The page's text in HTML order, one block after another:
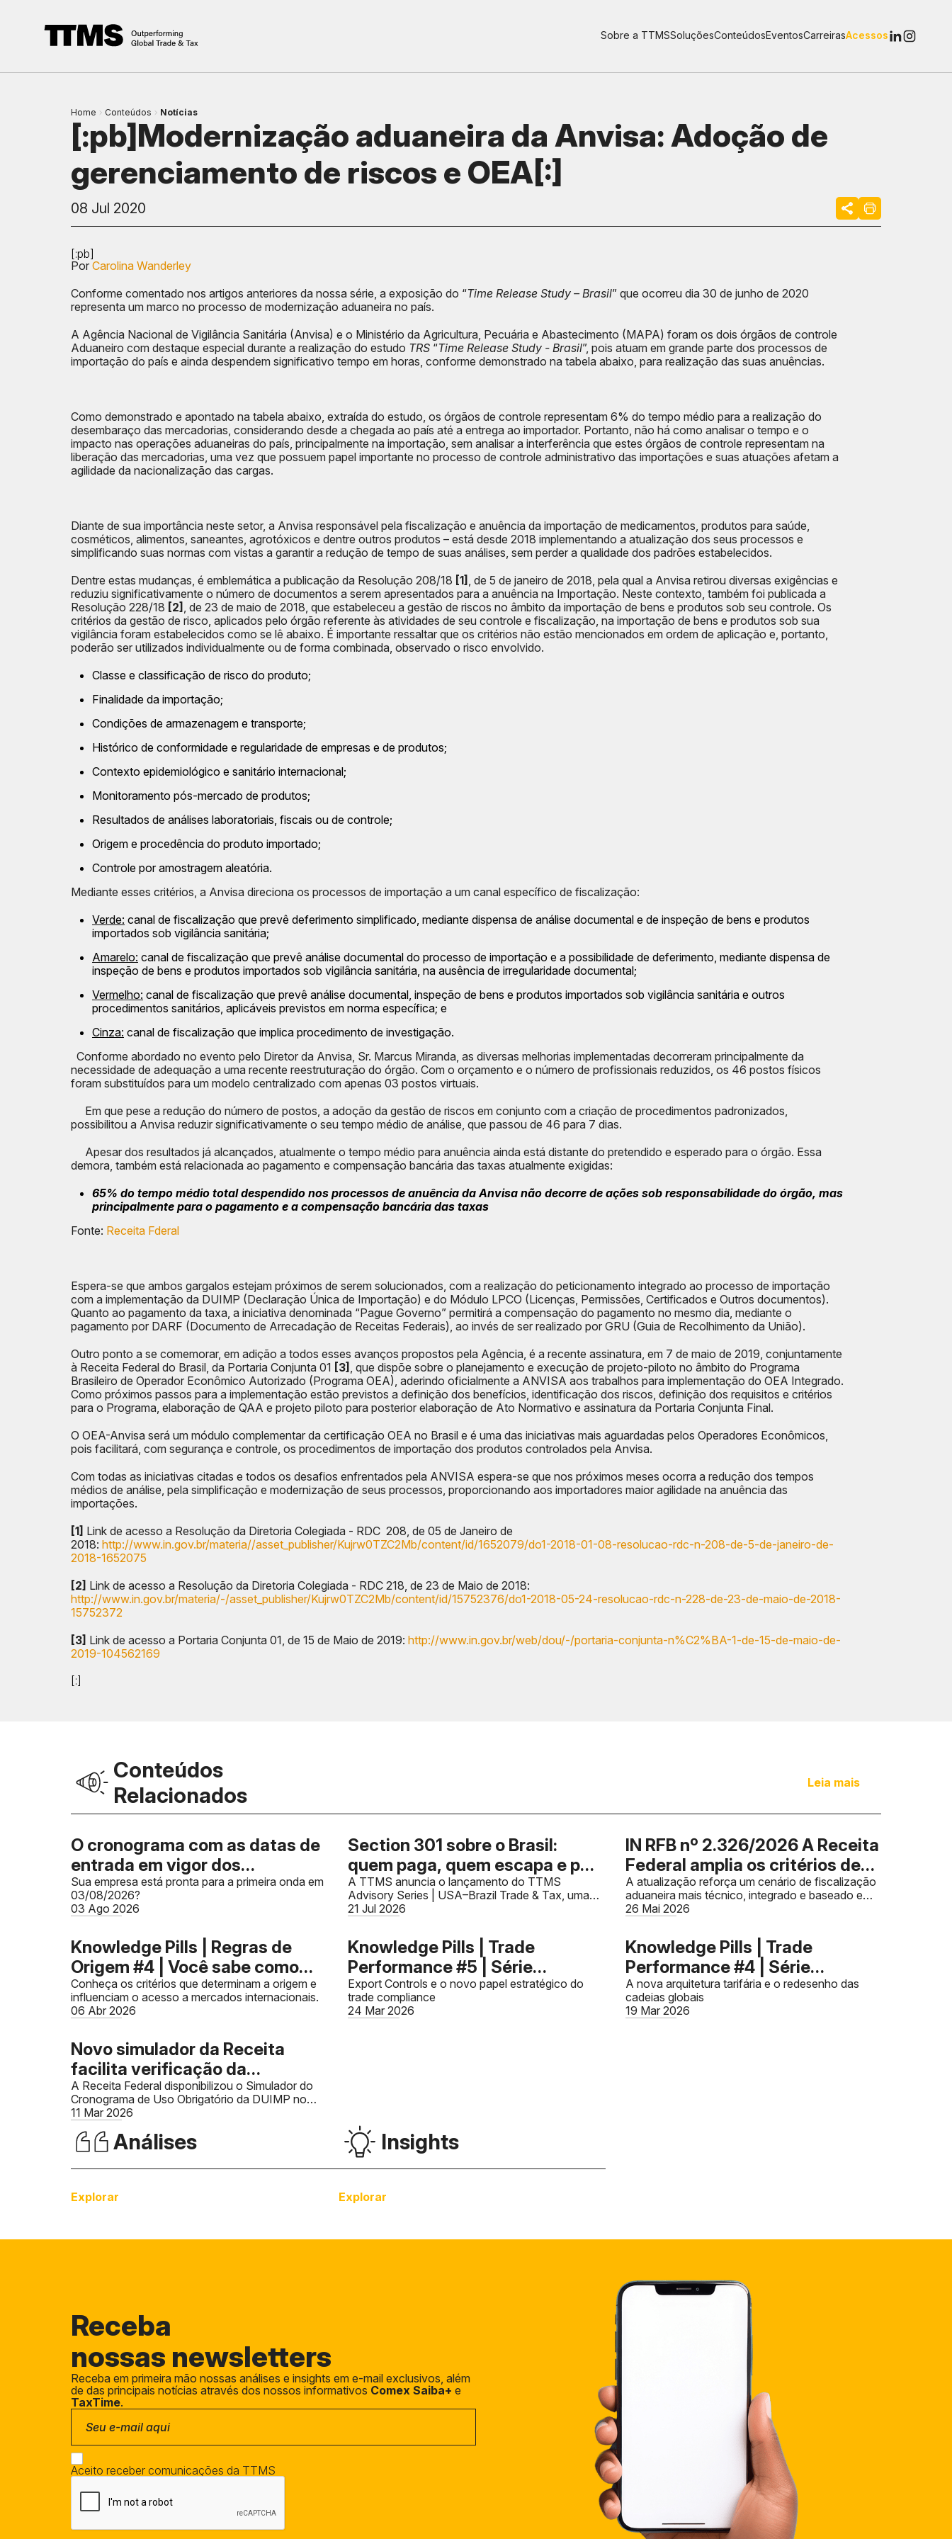
Sobre a TTMSSoluçõesConteúdosEventosCarreirasAcessos
Home Conteúdos Notícias
[:pb]Modernização aduaneira da Anvisa: Adoção de
gerenciamento de riscos e OEA[:]
08 Jul 2020
[:pb]
Por Carolina Wanderley
Conforme comentado nos artigos anteriores da nossa série, a exposição do “Time Release Study – Brasil” que ocorreu dia 30 de junho de 2020
representa um marco no processo de modernização aduaneira no país.
A Agência Nacional de Vigilância Sanitária (Anvisa) e o Ministério da Agricultura, Pecuária e Abastecimento (MAPA) foram os dois órgãos de controle
Aduaneiro com destaque especial durante a realização do estudo TRS “Time Release Study - Brasil”, pois atuam em grande parte dos processos de
importação do país e ainda despendem significativo tempo em horas, conforme demonstrado na tabela abaixo, para realização das suas anuências.
Como demonstrado e apontado na tabela abaixo, extraída do estudo, os órgãos de controle representam 6% do tempo médio para a realização do
desembaraço das mercadorias, considerando desde a chegada ao país até a entrega ao importador. Portanto, não há como analisar o tempo e o
impacto nas operações aduaneiras do país, principalmente na importação, sem analisar a interferência que estes órgãos de controle representam na
liberação das mercadorias, uma vez que possuem papel importante no processo de controle administrativo das importações e suas atuações afetam a
agilidade da nacionalização das cargas.
Diante de sua importância neste setor, a Anvisa responsável pela fiscalização e anuência da importação de medicamentos, produtos para saúde,
cosméticos, alimentos, saneantes, agrotóxicos e dentre outros produtos – está desde 2018 implementando a atualização dos seus processos e
simplificando suas normas com vistas a garantir a redução de tempo de suas análises, sem perder a qualidade dos padrões estabelecidos.
Dentre estas mudanças, é emblemática a publicação da Resolução 208/18 [1] , de 5 de janeiro de 2018, pela qual a Anvisa retirou diversas exigências e
reduziu significativamente o número de documentos a serem apresentados para a anuência na Importação. Neste contexto, também foi publicada a
Resolução 228/18 [2] , de 23 de maio de 2018, que estabeleceu a gestão de riscos no âmbito da importação de bens e produtos sob seu controle. Os
critérios da gestão de risco, aplicados pelo órgão referente às atividades de seu controle e fiscalização, na importação de bens e produtos sob sua
vigilância foram estabelecidos como se lê abaixo. É importante ressaltar que os critérios não estão mencionados em ordem de aplicação e, portanto,
poderão ser utilizados individualmente ou de forma combinada, observado o risco envolvido.
Classe e classificação de risco do produto;
Finalidade da importação;
Condições de armazenagem e transporte;
Histórico de conformidade e regularidade de empresas e de produtos;
Contexto epidemiológico e sanitário internacional;
Monitoramento pós-mercado de produtos;
Resultados de análises laboratoriais, fiscais ou de controle;
Origem e procedência do produto importado;
Controle por amostragem aleatória.
Mediante esses critérios, a Anvisa direciona os processos de importação a um canal específico de fiscalização:
Verde: canal de fiscalização que prevê deferimento simplificado, mediante dispensa de análise documental e de inspeção de bens e produtos
importados sob vigilância sanitária;
Amarelo: canal de fiscalização que prevê análise documental do processo de importação e a possibilidade de deferimento, mediante dispensa de
inspeção de bens e produtos importados sob vigilância sanitária, na ausência de irregularidade documental;
Vermelho: canal de fiscalização que prevê análise documental, inspeção de bens e produtos importados sob vigilância sanitária e outros
procedimentos sanitários, aplicáveis previstos em norma específica; e
Cinza: canal de fiscalização que implica procedimento de investigação.
Conforme abordado no evento pelo Diretor da Anvisa, Sr. Marcus Miranda, as diversas melhorias implementadas decorreram principalmente da
necessidade de adequação a uma recente reestruturação do órgão. Com o orçamento e o número de profissionais reduzidos, os 46 postos físicos
foram substituídos para um modelo centralizado com apenas 03 postos virtuais.
Em que pese a redução do número de postos, a adoção da gestão de riscos em conjunto com a criação de procedimentos padronizados,
possibilitou a Anvisa reduzir significativamente o seu tempo médio de análise, que passou de 46 para 7 dias.
Apesar dos resultados já alcançados, atualmente o tempo médio para anuência ainda está distante do pretendido e esperado para o órgão. Essa
demora, também está relacionada ao pagamento e compensação bancária das taxas atualmente exigidas:
65% do tempo médio total despendido nos processos de anuência da Anvisa não decorre de ações sob responsabilidade do órgão, mas
principalmente para o pagamento e a compensação bancária das taxas
Fonte: Receita Fderal
Espera-se que ambos gargalos estejam próximos de serem solucionados, com a realização do peticionamento integrado ao processo de importação
com a implementação da DUIMP (Declaração Única de Importação) e do Módulo LPCO (Licenças, Permissões, Certificados e Outros documentos).
Quanto ao pagamento da taxa, a iniciativa denominada “Pague Governo” permitirá a compensação do pagamento no mesmo dia, mediante o
pagamento por DARF (Documento de Arrecadação de Receitas Federais), ao invés de ser realizado por GRU (Guia de Recolhimento da União).
Outro ponto a se comemorar, em adição a todos esses avanços propostos pela Agência, é a recente assinatura, em 7 de maio de 2019, conjuntamente
à Receita Federal do Brasil, da Portaria Conjunta 01 [3] , que dispõe sobre o planejamento e execução de projeto-piloto no âmbito do Programa
Brasileiro de Operador Econômico Autorizado (Programa OEA), aderindo oficialmente a ANVISA aos trabalhos para implementação do OEA Integrado.
Como próximos passos para a implementação estão previstos a definição dos benefícios, identificação dos riscos, definição dos requisitos e critérios
para o Programa, elaboração de QAA e projeto piloto para posterior elaboração de Ato Normativo e assinatura da Portaria Conjunta Final.
O OEA-Anvisa será um módulo complementar da certificação OEA no Brasil e é uma das iniciativas mais aguardadas pelos Operadores Econômicos,
pois facilitará, com segurança e controle, os procedimentos de importação dos produtos controlados pela Anvisa.
Com todas as iniciativas citadas e todos os desafios enfrentados pela ANVISA espera-se que nos próximos meses ocorra a redução dos tempos
médios de análise, pela simplificação e modernização de seus processos, proporcionando aos importadores maior agilidade na anuência das
importações.
[1] Link de acesso a Resolução da Diretoria Colegiada - RDC 208, de 05 de Janeiro de
2018: http://www.in.gov.br/materia//asset_publisher/Kujrw0TZC2Mb/content/id/1652079/do1-2018-01-08-resolucao-rdc-n-208-de-5-de-janeiro-de-
2018-1652075
[2] Link de acesso a Resolução da Diretoria Colegiada - RDC 218, de 23 de Maio de 2018:
http://www.in.gov.br/materia/-/asset_publisher/Kujrw0TZC2Mb/content/id/15752376/do1-2018-05-24-resolucao-rdc-n-228-de-23-de-maio-de-2018-
15752372
[3] Link de acesso a Portaria Conjunta 01, de 15 de Maio de 2019: http://www.in.gov.br/web/dou/-/portaria-conjunta-n%C2%BA-1-de-15-de-maio-de-
2019-104562169
[:]
Conteúdos
Relacionados
Leia mais
O cronograma com as datas de
entrada em vigor dos
documentos fiscais foi
publicado, mas a falta de IBS e
validações dos documentos
Sua empresa está pronta para a primeira onda em
03/08/2026?
03 Ago 2026
Section 301 sobre o Brasil:
quem paga, quem escapa e por
que o HTS decide
A TTMS anuncia o lançamento do TTMS
Advisory Series | USA–Brazil Trade & Tax, uma
nova iniciativa dedicada a compartilhar
21 Jul 2026
IN RFB nº 2.326/2026 A Receita
Federal amplia os critérios de
fiscalização sobre valor
aduaneiro e reforça a
aduaneiro, financeiro e
tributário.
A atualização reforça um cenário de fiscalização
aduaneira mais técnico, integrado e baseado em
análise de risco.
26 Mai 2026
Knowledge Pills | Regras de
Origem #4 | Você sabe como
seu produto se torna originário?
Conheça os critérios que determinam a origem e
influenciam o acesso a mercados internacionais.
06 Abr 2026
Knowledge Pills | Trade
Performance #5 | Série
Geopolítica e o Novo Comércio
Global - Artigo 03
Export Controls e o novo papel estratégico do
trade compliance
24 Mar 2026
Knowledge Pills | Trade
Performance #4 | Série
Geopolítica e o Novo Comércio
Global - Artigo 02
A nova arquitetura tarifária e o redesenho das
cadeias globais
19 Mar 2026
Novo simulador da Receita
facilita verificação da
obrigatoriedade da DUIMP
A Receita Federal disponibilizou o Simulador do
Cronograma de Uso Obrigatório da DUIMP no
portal Siscomex.
11 Mar 2026
Análises
Explorar
Insights
Explorar
Receba
nossas newsletters
Receba em primeira mão nossas análises e insights em e-mail exclusivos, além
de das principais notícias através dos nossos informativos Comex Saiba+ e
TaxTime.
Aceito receber comunicações da TTMS